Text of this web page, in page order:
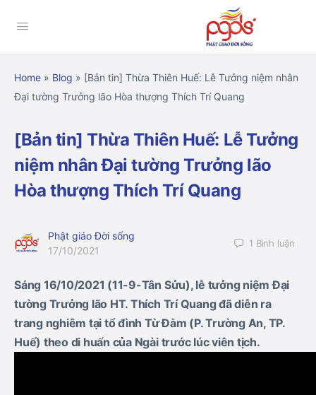
Home » Blog » [Bản tin] Thừa Thiên Huế: Lễ Tưởng niệm nhân
Đại tường Trưởng lão Hòa thượng Thích Trí Quang
[Bản tin] Thừa Thiên Huế: Lễ Tưởng
niệm nhân Đại tường Trưởng lão
Hòa thượng Thích Trí Quang
Phật giáo Đời sống
17/10/2021
1 Bình luận
Sáng 16/10/2021 (11-9-Tân Sửu), lễ tưởng niệm Đại
tường Trưởng lão HT. Thích Trí Quang đã diễn ra
trang nghiêm tại tổ đình Từ Đàm (P. Trường An, TP.
Huế) theo di huấn của Ngài trước lúc viên tịch.